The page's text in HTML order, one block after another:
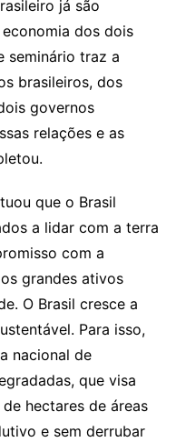
já são
dos dois
seminário traz a
brasileiros, dos
governos
relações e as
que o Brasil
a lidar com a terra
com a
grandes ativos
O Brasil cresce a
Para isso,
nacional de
que visa
hectares de áreas
e sem derrubar